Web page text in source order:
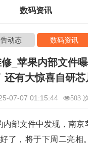
数码资讯
动态 数码资讯
_苹果内部文件
还有大惊喜自研芯
07-07 01:15:44 503
内部文件中发现，南京
了，将于下周二亮相